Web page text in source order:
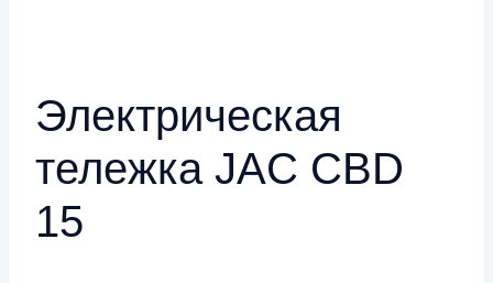
Электрическая
тележка JAC CBD
15